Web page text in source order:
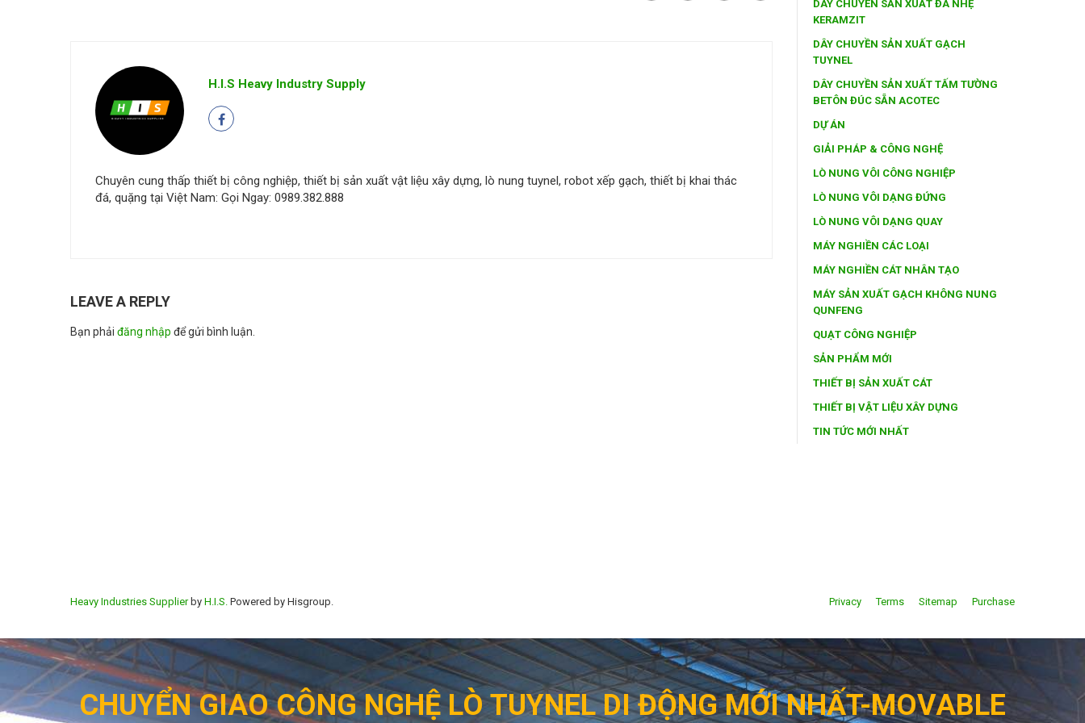
H.I.S Heavy Industry Supply
Chuyên cung thấp thiết bị công nghiệp, thiết bị sản xuất vật liệu xây dựng, lò nung tuynel, robot xếp gạch, thiết bị khai thác
đá, quặng tại Việt Nam: Gọi Ngay: 0989.382.888
LEAVE A REPLY
Bạn phải đăng nhập để gửi bình luận.
DÂY CHUYỀN SẢN XUẤT ĐÁ NHẸ
KERAMZIT
DÂY CHUYỀN SẢN XUẤT GẠCH
TUYNEL
DÂY CHUYỀN SẢN XUẤT TẤM TƯỜNG
BETÔN ĐÚC SẴN ACOTEC
DỰ ÁN
GIẢI PHÁP & CÔNG NGHỆ
LÒ NUNG VÔI CÔNG NGHIỆP
LÒ NUNG VÔI DẠNG ĐỨNG
LÒ NUNG VÔI DẠNG QUAY
MÁY NGHIỀN CÁC LOẠI
MÁY NGHIỀN CÁT NHÂN TẠO
MÁY SẢN XUẤT GẠCH KHÔNG NUNG
QUNFENG
QUẠT CÔNG NGHIỆP
SẢN PHẨM MỚI
THIẾT BỊ SẢN XUẤT CÁT
THIẾT BỊ VẬT LIỆU XÂY DỰNG
TIN TỨC MỚI NHẤT
Heavy Industries Supplierby H.I.S. Powered by Hisgroup. Privacy Terms Sitemap Purchase
CHUYỂN GIAO CÔNG NGHỆ LÒ TUYNEL DI ĐỘNG MỚI NHẤT-MOVABLE